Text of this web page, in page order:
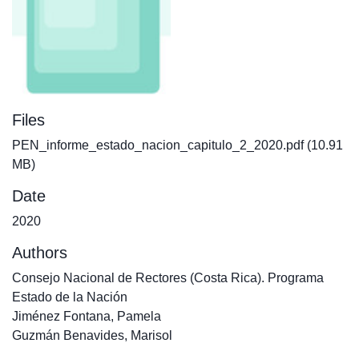
Files
PEN_informe_estado_nacion_capitulo_2_2020.pdf(10.91
MB)
Date
2020
Authors
Consejo Nacional de Rectores (Costa Rica). Programa
Estado de la Nación
Jiménez Fontana, Pamela
Guzmán Benavides, Marisol